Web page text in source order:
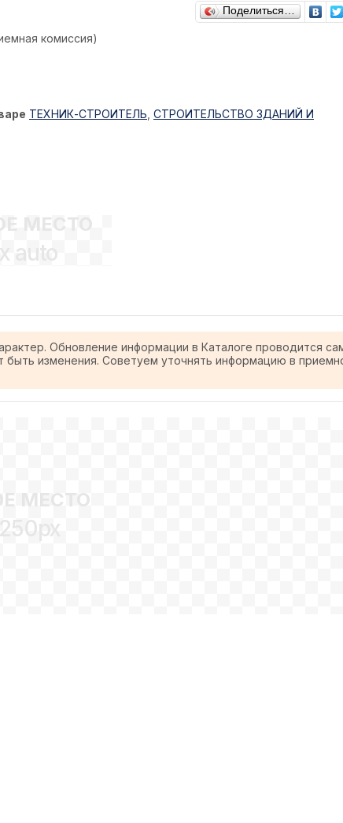
Поделиться…
комиссия)
ТЕХНИК-СТРОИТЕЛЬ СТРОИТЕЛЬСТВО ЗДАНИЙ И
МЕСТО
auto
Обновление информации в Каталоге проводится
изменения. Советуем уточнять информацию в
МЕСТО